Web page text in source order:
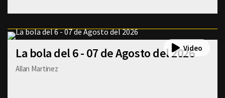
La bola del 6 - 07 de Agosto del 2026
Allan Martinez